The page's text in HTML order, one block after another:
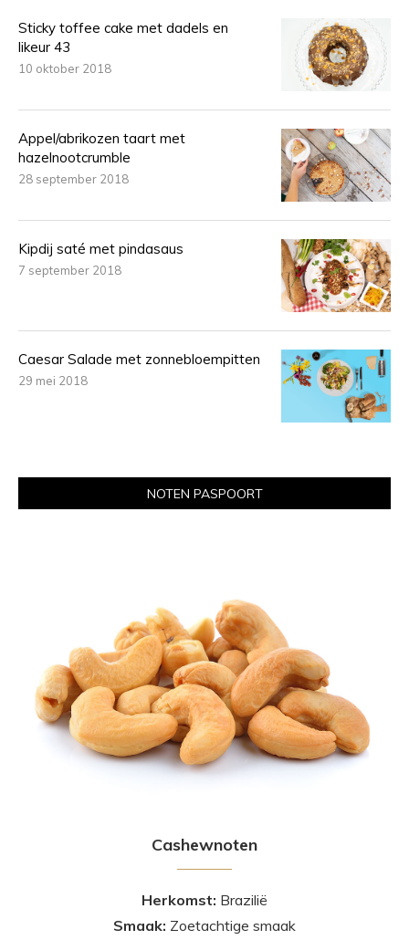
Sticky toffee cake met dadels en
likeur 43
10 oktober 2018
Appel/abrikozen taart met
hazelnootcrumble
28 september 2018
Kipdij saté met pindasaus
7 september 2018
Caesar Salade met zonnebloempitten
29 mei 2018
NOTEN PASPOORT
Cashewnoten
Herkomst: Brazilië
Smaak: Zoetachtige smaak